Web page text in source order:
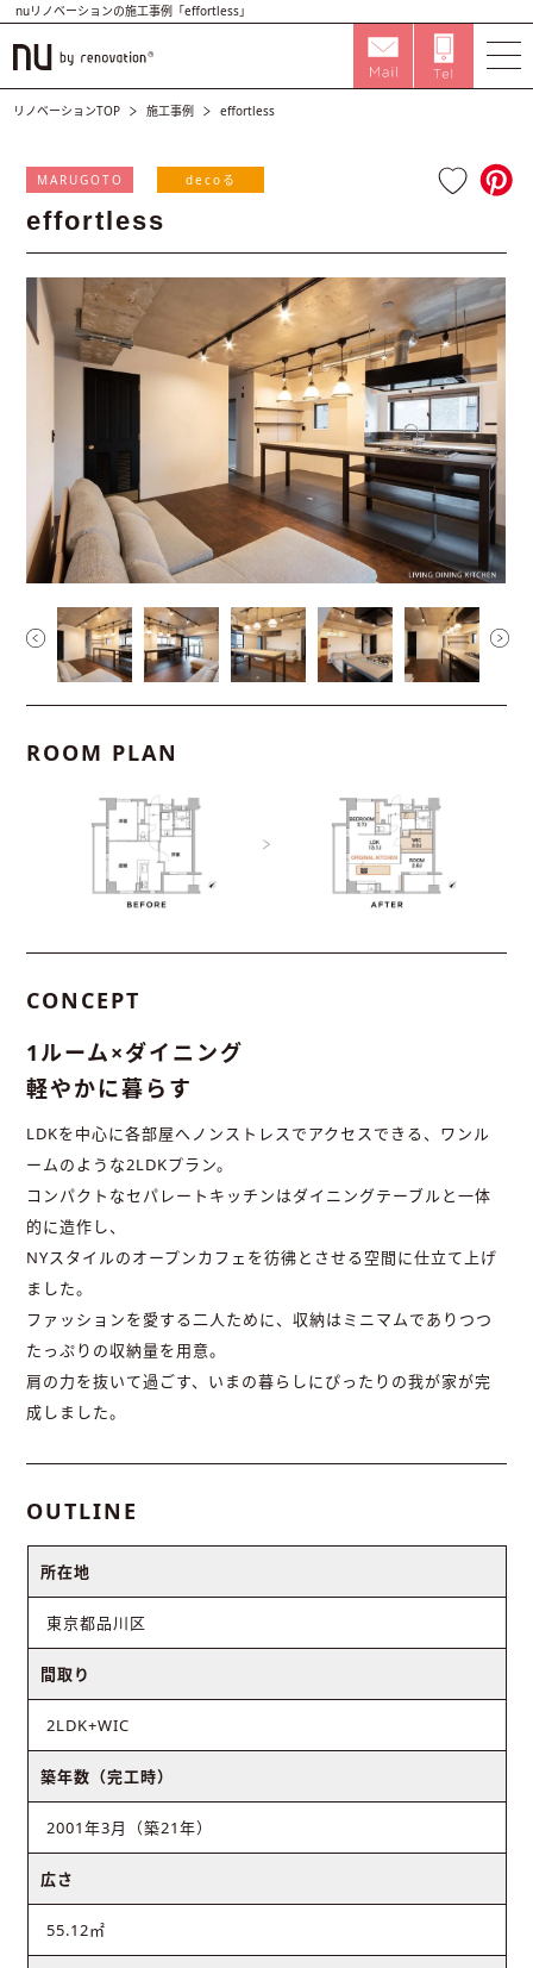
nuリノベーションの施工事例「effortless」
リノベーションTOP 施工事例 effortless
MARUGOTO decoる
effortless
ROOM PLAN
CONCEPT
1ルーム×ダイニング
軽やかに暮らす
LDKを中心に各部屋へノンストレスでアクセスできる、ワンル
ームのような2LDKプラン。
コンパクトなセパレートキッチンはダイニングテーブルと一体
的に造作し、
NYスタイルのオープンカフェを彷彿とさせる空間に仕立て上げ
ました。
ファッションを愛する二人ために、収納はミニマムでありつつ
たっぷりの収納量を用意。
肩の力を抜いて過ごす、いまの暮らしにぴったりの我が家が完
成しました。
OUTLINE
所在地
東京都品川区
間取り
2LDK+WIC
築年数（完工時）
2001年3月（築21年）
広さ
55.12㎡